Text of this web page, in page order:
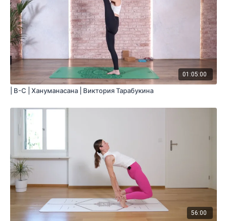
01:05:00
| B-С | Хануманасана | Виктория Тарабукина
56:00